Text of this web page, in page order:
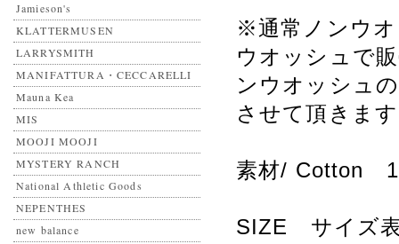
Jamieson's
KLATTERMUSEN
LARRYSMITH
MANIFATTURA・CECCARELLI
Mauna Kea
MIS
MOOJI MOOJI
MYSTERY RANCH
National Athletic Goods
NEPENTHES
new balance
※通常ノンウ
ウオッシュで
ンウオッシュ
させて頂きま
素材/ Cotton
SIZE サイズ